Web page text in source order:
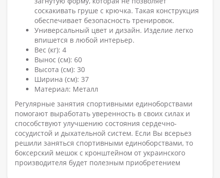
соскакивать груше с крючка. Такая конструкция
обеспечивает безопасность тренировок.
Универсальный цвет и дизайн. Изделие легко
впишется в любой интерьер.
Вес (кг): 4
Вынос (см): 60
Высота (см): 30
Ширина (см): 37
Материал: Металл
Регулярные занятия спортивными единоборствами
помогают выработать уверенность в своих силах и
способствуют улучшению состояния сердечно-
сосудистой и дыхательной систем. Если Вы всерьез
решили заняться спортивными единоборствами, то
боксерский мешок с кронштейном от украинского
производителя будет полезным приобретением